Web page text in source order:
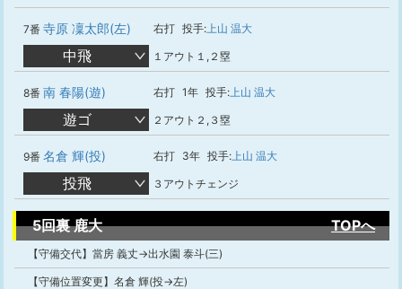
7番 寺原 凜太郎(左) 右打 投手:上山 温大
中飛 １アウト１,２塁
8番 南 春陽(遊) 右打 1年 投手:上山 温大
遊ゴ ２アウト２,３塁
9番 名倉 輝(投) 右打 3年 投手:上山 温大
投飛 ３アウトチェンジ
5回裏 鹿大 TOPへ
【守備交代】當房 義丈→出水園 泰斗(三)
【守備位置変更】名倉 輝(投→左)